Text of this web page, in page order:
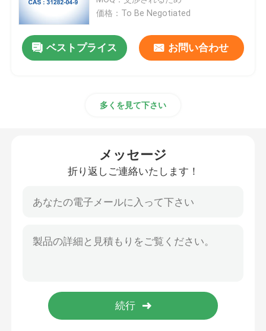
生体外の診断試薬
価格：To Be Negotiated
ベストプライス お問い合わせ
多くを見て下さい
メッセージ
折り返しご連絡いたします！